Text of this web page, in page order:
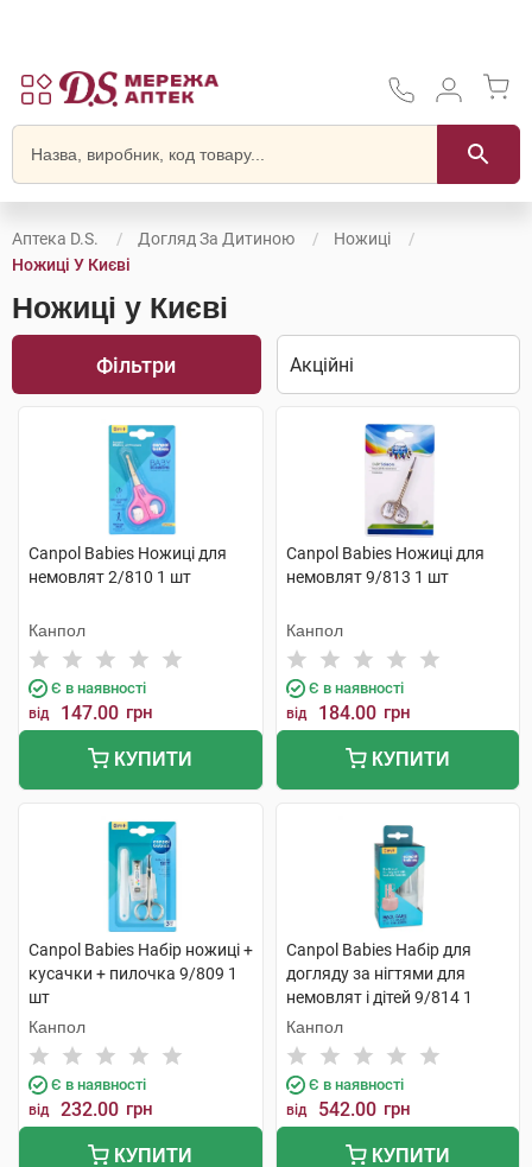
Аптека D.S. Догляд За Дитиною
Ножиці
Ножиці У Києві
Ножиці у Києві
Фільтри
Canpol Babies Ножиці для
немовлят 2/810 1 шт
Канпол
Є в наявності
від 147.00 грн
КУПИТИ
Canpol Babies Ножиці для
немовлят 9/813 1 шт
Канпол
Є в наявності
від 184.00 грн
КУПИТИ
Canpol Babies Набір ножиці +
кусачки + пилочка 9/809 1
шт
Канпол
Є в наявності
від 232.00 грн
КУПИТИ
Canpol Babies Набір для
догляду за нігтями для
немовлят і дітей 9/814 1
набір
Канпол
Є в наявності
від 542.00 грн
КУПИТИ